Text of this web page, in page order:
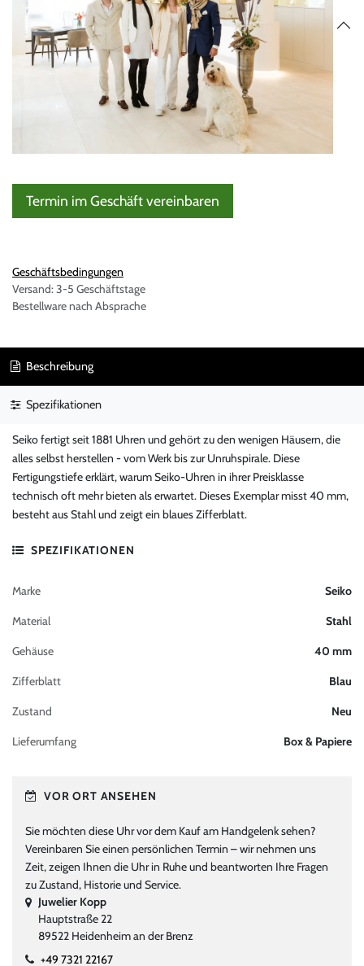
Termin im Geschäft vereinbaren
Geschäftsbedingungen
Versand: 3-5 Geschäftstage
Bestellware nach Absprache
Beschreibung
Spezifikationen
Seiko fertigt seit 1881 Uhren und gehört zu den wenigen Häusern, die
alles selbst herstellen - vom Werk bis zur Unruhspirale. Diese
Fertigungstiefe erklärt, warum Seiko-Uhren in ihrer Preisklasse
technisch oft mehr bieten als erwartet. Dieses Exemplar misst 40 mm,
besteht aus Stahl und zeigt ein blaues Zifferblatt.
SPEZIFIKATIONEN
Marke Seiko
Material Stahl
Gehäuse 40 mm
Zifferblatt Blau
Zustand Neu
Lieferumfang Box & Papiere
VOR ORT ANSEHEN
Sie möchten diese Uhr vor dem Kauf am Handgelenk sehen?
Vereinbaren Sie einen persönlichen Termin – wir nehmen uns
Zeit, zeigen Ihnen die Uhr in Ruhe und beantworten Ihre Fragen
zu Zustand, Historie und Service.
Juwelier Kopp
Hauptstraße 22
89522 Heidenheim an der Brenz
+49 7321 22167